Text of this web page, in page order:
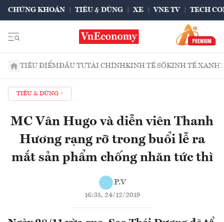
CHỨNG KHOÁN TIÊU & DÙNG XE VNE TV TECH
TIÊU ĐIỂMĐẦU TƯTÀI CHÍNHKINH TẾ SỐKINH TẾ XANH
TIÊU & DÙNG
MC Vân Hugo và diễn viên Thanh
Hương rạng rỡ trong buổi lễ ra
mắt sản phẩm chống nhăn tức thì
P.V
16:35, 24/12/2019